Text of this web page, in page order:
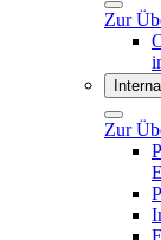
Zur
Zur